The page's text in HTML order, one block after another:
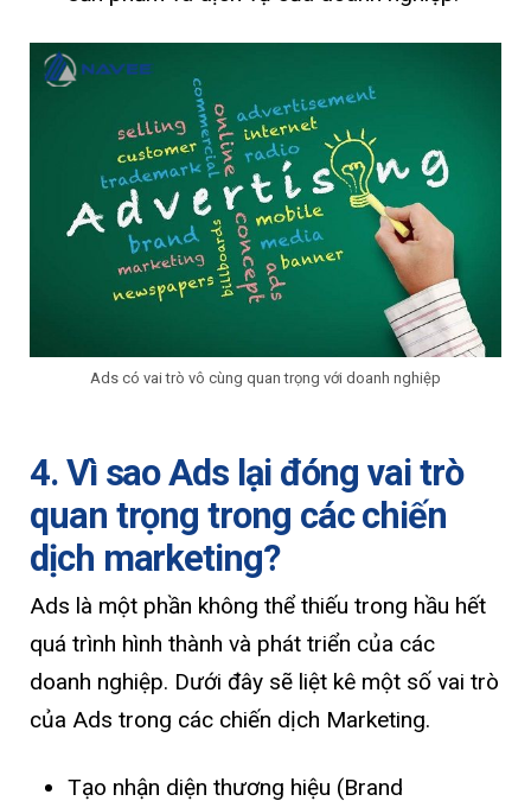
Ads có vai trò vô cùng quan trọng với doanh nghiệp
4. Vì sao Ads lại đóng vai trò
quan trọng trong các chiến
dịch marketing?
Ads là một phần không thể thiếu trong hầu hết
quá trình hình thành và phát triển của các
doanh nghiệp. Dưới đây sẽ liệt kê một số vai trò
của Ads trong các chiến dịch Marketing.
Tạo nhận diện thương hiệu (Brand